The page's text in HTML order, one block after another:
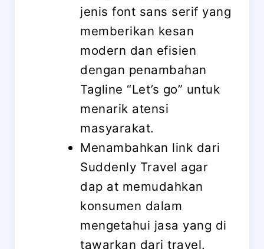
jenis font sans serif yang
memberikan kesan
modern dan efisien
dengan penambahan
Tagline “Let’s go” untuk
menarik atensi
masyarakat.
Menambahkan link dari
Suddenly Travel agar
dap at memudahkan
konsumen dalam
mengetahui jasa yang di
tawarkan dari travel.